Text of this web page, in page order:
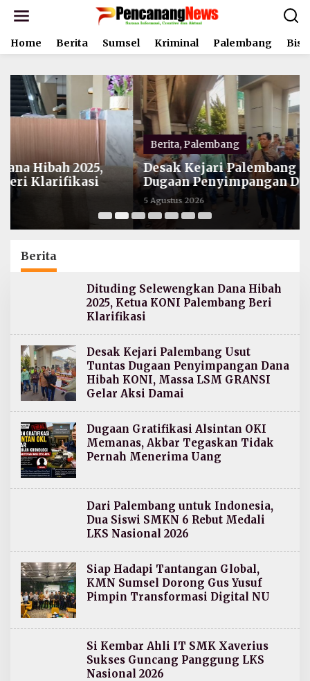
t
Home Berita Sumsel Kriminal Palembang
Berita Palembang
Desak Kejari Palembang Usut Tuntas
Dugaan Penyimpangan Dana Hibah KONI,
Massa LSM GRANSI Gelar Aksi Damai
Berita
Dituding Selewengkan Dana Hibah
2025, Ketua KONI Palembang Beri
Klarifikasi
Desak Kejari Palembang Usut
Tuntas Dugaan Penyimpangan Dana
Hibah KONI, Massa LSM GRANSI
Gelar Aksi Damai
Dugaan Gratifikasi Alsintan OKI
Memanas, Akbar Tegaskan Tidak
Pernah Menerima Uang
Dari Palembang untuk Indonesia,
Dua Siswi SMKN 6 Rebut Medali
LKS Nasional 2026
Siap Hadapi Tantangan Global,
KMN Sumsel Dorong Gus Yusuf
Pimpin Transformasi Digital NU
Si Kembar Ahli IT SMK Xaverius
Sukses Guncang Panggung LKS
Nasional 2026